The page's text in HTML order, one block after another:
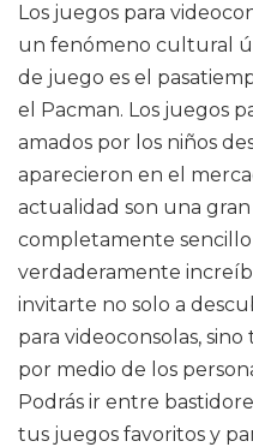
Los juegos para
un fenómeno cultural
de juego es el
el Pacman. Los juegos
amados por los niños
aparecieron en el
actualidad son una
completamente sencillo
verdaderamente
invitarte no solo a
para videoconsolas,
por medio de los
Podrás ir entre
tus juegos favoritos y